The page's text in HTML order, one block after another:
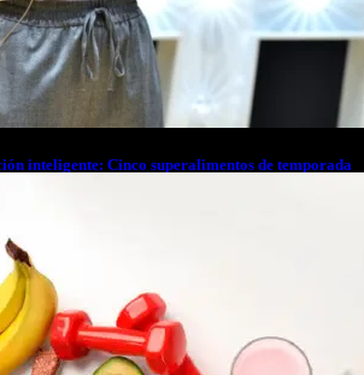
inteligente: Cinco superalimentos de temporada